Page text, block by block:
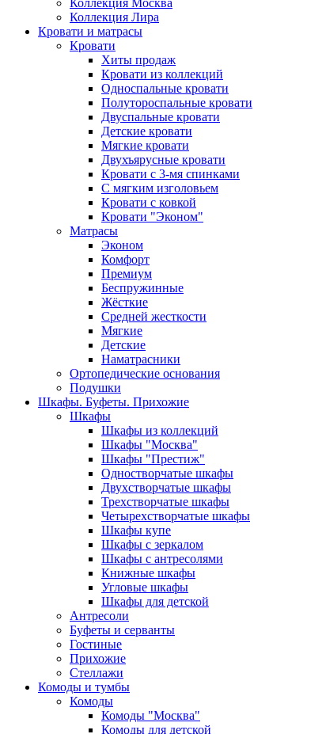
Коллекция Москва
Коллекция Лира
Кровати и матрасы
Кровати
Хиты продаж
Кровати из коллекций
Односпальные кровати
Полутороспальные кровати
Двуспальные кровати
Детские кровати
Мягкие кровати
Двухъярусные кровати
Кровати с 3-мя спинками
С мягким изголовьем
Кровати с ковкой
Кровати "Эконом"
Матрасы
Эконом
Комфорт
Премиум
Беспружинные
Жёсткие
Средней жесткости
Мягкие
Детские
Наматрасники
Ортопедические основания
Подушки
Шкафы. Буфеты. Прихожие
Шкафы
Шкафы из коллекций
Шкафы "Москва"
Шкафы "Престиж"
Одностворчатые шкафы
Двухстворчатые шкафы
Трехстворчатые шкафы
Четырехстворчатые шкафы
Шкафы купе
Шкафы с зеркалом
Шкафы с антресолями
Книжные шкафы
Угловые шкафы
Шкафы для детской
Антресоли
Буфеты и серванты
Гостиные
Прихожие
Стеллажи
Комоды и тумбы
Комоды
Комоды "Москва"
Комоды для детской